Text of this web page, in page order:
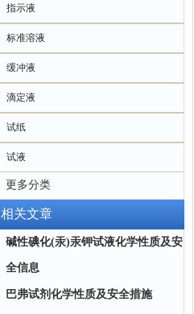
指示液
标准溶液
缓冲液
滴定液
试纸
试液
更多分类
相关文章
碱性碘化(汞)汞钾试液化学性质及安
全信息
巴弗试剂化学性质及安全措施